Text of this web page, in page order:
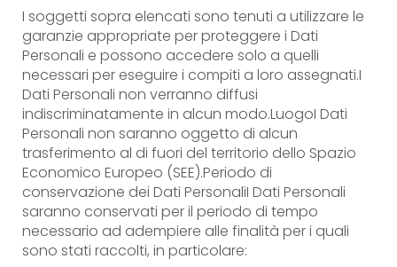
I soggetti sopra elencati sono tenuti a utilizzare le
garanzie appropriate per proteggere i Dati
Personali e possono accedere solo a quelli
necessari per eseguire i compiti a loro assegnati.I
Dati Personali non verranno diffusi
indiscriminatamente in alcun modo.LuogoI Dati
Personali non saranno oggetto di alcun
trasferimento al di fuori del territorio dello Spazio
Economico Europeo (SEE).Periodo di
conservazione dei Dati PersonaliI Dati Personali
saranno conservati per il periodo di tempo
necessario ad adempiere alle finalità per i quali
sono stati raccolti, in particolare: